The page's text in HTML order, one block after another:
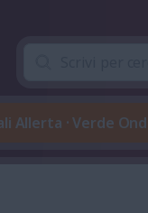
Allerta · Verde